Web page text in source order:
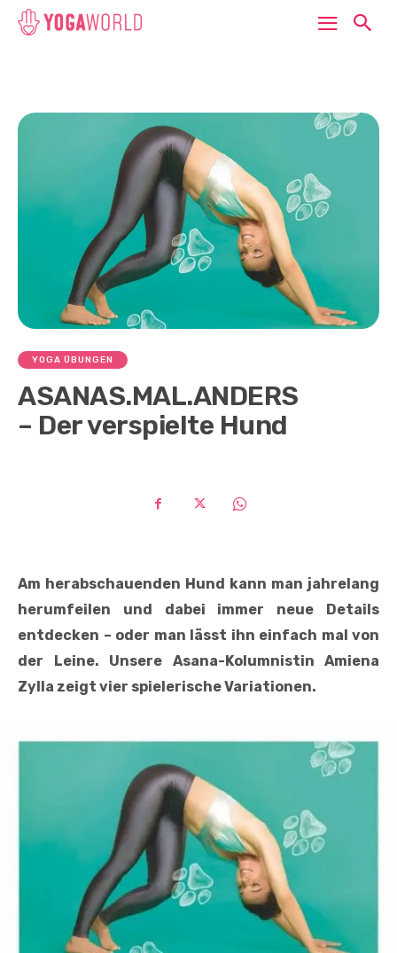
YOGA ÜBUNGEN
ASANAS.MAL.ANDERS
– Der verspielte Hund
Am herabschauenden Hund kann man jahrelang
herumfeilen und dabei immer neue Details
entdecken – oder man lässt ihn einfach mal von
der Leine. Unsere Asana-Kolumnistin Amiena
Zylla zeigt vier spielerische Variationen.